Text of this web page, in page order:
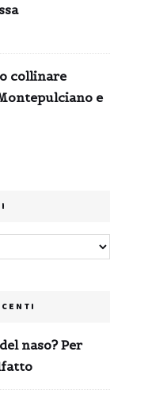
collinare
e
naso? Per